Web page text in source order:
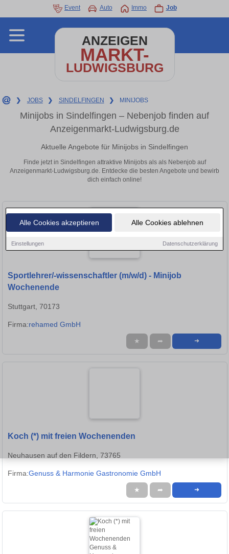
Alle Cookies akzeptieren Alle Cookies ablehnen
Einstellungen Datenschutzerklärung
Event Auto Immo Job
ANZEIGEN
MARKT-
LUDWIGSBURG
❯ JOBS ❯ SINDELFINGEN ❯ MINIJOBS
Minijobs in Sindelfingen – Nebenjob finden auf
Anzeigenmarkt-Ludwigsburg.de
Aktuelle Angebote für Minijobs in Sindelfingen
Finde jetzt in Sindelfingen attraktive Minijobs als als Nebenjob auf
Anzeigenmarkt-Ludwigsburg.de. Entdecke die besten Angebote und bewirb
dich einfach online!
Sportlehrer/-wissenschaftler (m/w/d) - Minijob
Wochenende
Stuttgart, 70173
Firma:rehamed GmbH
★ ➦ ➜
Koch (*) mit freien Wochenenden
Neuhausen auf den Fildern, 73765
Firma:Genuss & Harmonie Gastronomie GmbH
★ ➦ ➜